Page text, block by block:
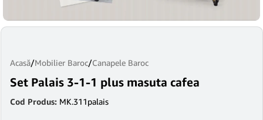
Acasă/Mobilier Baroc/Canapele Baroc
Set Palais 3-1-1 plus masuta cafea
Cod Produs: MK.311palais